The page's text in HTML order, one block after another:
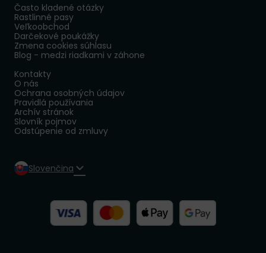
Často kladené otázky
Rastlinné pasy
Veľkoobchod
Darčekové poukážky
Zmena cookies súhlasu
Blog - medzi riadkami v záhone
Kontakty
O nás
Ochrana osobných údajov
Pravidlá používania
Archív stránok
Slovník pojmov
Odstúpenie od zmluvy
Slovenčina